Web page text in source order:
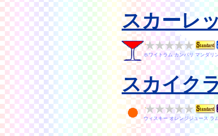
スカーレ
ホワイトラム カンパリ マンダリ
スカイク
ウィスキー オレンジジュース ラ